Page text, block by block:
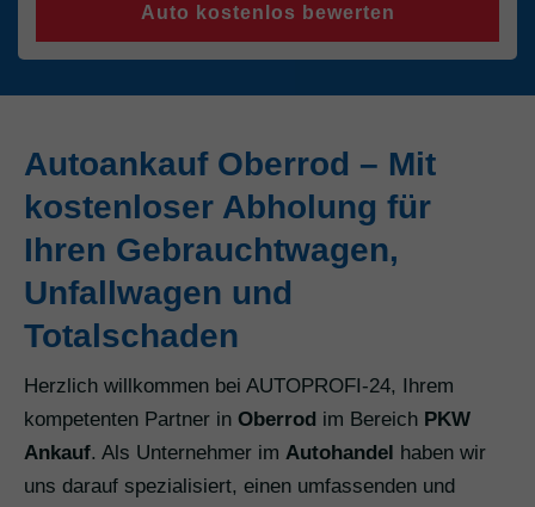
Auto kostenlos bewerten
Autoankauf Oberrod – Mit
kostenloser Abholung für
Ihren Gebrauchtwagen,
Unfallwagen und
Totalschaden
Herzlich willkommen bei AUTOPROFI-24, Ihrem
kompetenten Partner in Oberrod im Bereich PKW
Ankauf. Als Unternehmer im Autohandel haben wir
uns darauf spezialisiert, einen umfassenden und